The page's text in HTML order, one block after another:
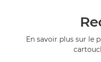
En savoir plus sur le